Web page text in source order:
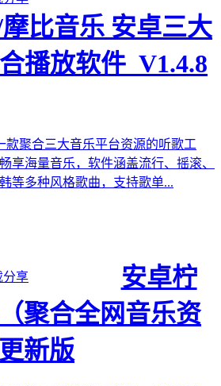
比音乐 安卓三大
播放软件_V1.4.8
款聚合三大音乐平台资源的听歌工
享海量音乐，软件涵盖流行、摇滚、
等多种风格歌曲，支持歌单...
分享
安卓柠
聚合全网音乐资
新版